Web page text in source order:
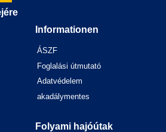
Informationen
ÁSZF
Foglalási útmutató
Adatvédelem
akadálymentes
Folyami hajóútak